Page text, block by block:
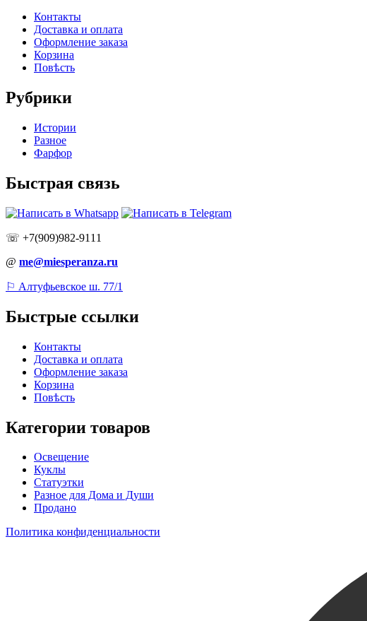
Контакты
Доставка и оплата
Оформление заказа
Корзина
Повѣсть
Рубрики
Истории
Разное
Фарфор
Быстрая связь
☏ +7(909)982-9111
@ me@miesperanza.ru
⚐ Алтуфьевское ш. 77/1
Быстрые ссылки
Контакты
Доставка и оплата
Оформление заказа
Корзина
Повѣсть
Категории товаров
Освещение
Куклы
Статуэтки
Разное для Дома и Души
Продано
Политика конфиденциальности